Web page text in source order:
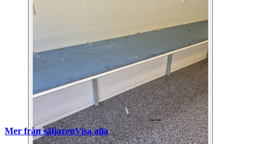
Mer från säljarenVisa alla